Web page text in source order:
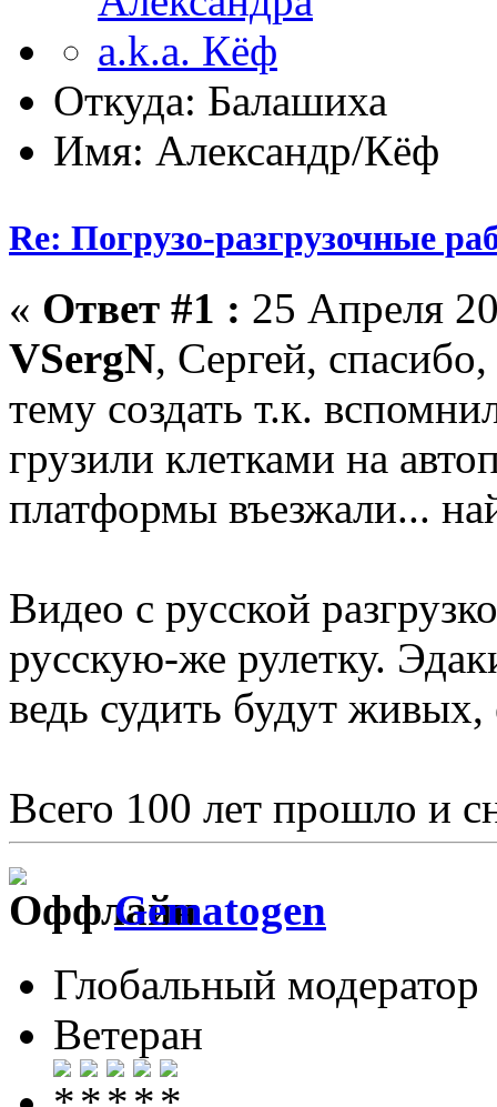
Откуда: Балашиха
Имя: Александр/Кёф
Re: Погрузо-разгрузочные
« Ответ #1 : 25 Апреля
VSergN, Сергей,
тему создать т.к.
грузили клетками на
платформы въезжали...
Видео с русской
русскую-же рулетку.
ведь судить будут живых,
Всего 100 лет прошло и
Gematogen
Глобальный модератор
Ветеран